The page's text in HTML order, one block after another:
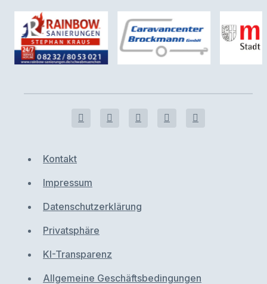
Kontakt
Impressum
Datenschutzerklärung
Privatsphäre
KI-Transparenz
Allgemeine Geschäftsbedingungen